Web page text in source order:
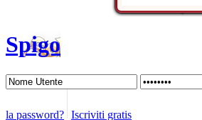
Spigo
la password? Iscriviti gratis